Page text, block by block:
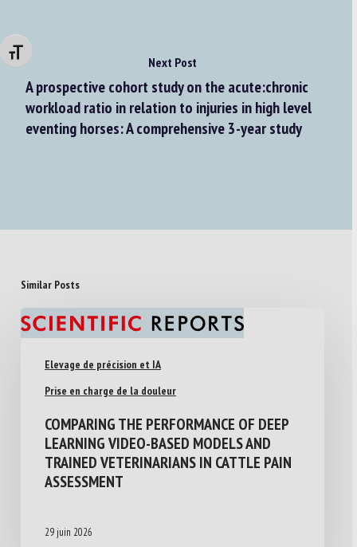
Changer la taille de la police Next Post
A prospective cohort study on the acute:chronic
workload ratio in relation to injuries in high level
eventing horses: A comprehensive 3-year study
Similar Posts
Elevage de précision et IA
Prise en charge de la douleur
COMPARING THE PERFORMANCE OF DEEP
LEARNING VIDEO-BASED MODELS AND
TRAINED VETERINARIANS IN CATTLE PAIN
ASSESSMENT
29 juin 2026